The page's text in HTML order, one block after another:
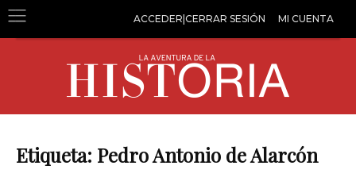
ACCEDER|CERRAR SESIÓN MI CUENTA
Etiqueta: Pedro Antonio de Alarcón